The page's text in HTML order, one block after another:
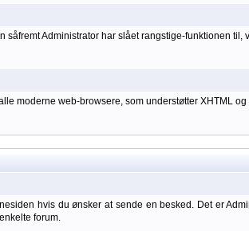
Administrator har slået rangstige-funktionen
moderne web-browsere, som understøtter XHTML
hvis du ønsker at sende en besked. Det er
forum.